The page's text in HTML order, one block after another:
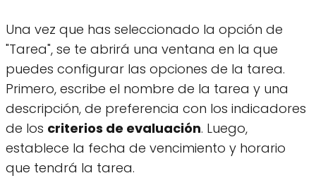
Una vez que has seleccionado la opción de
"Tarea", se te abrirá una ventana en la que
puedes configurar las opciones de la tarea.
Primero, escribe el nombre de la tarea y una
descripción, de preferencia con los indicadores
de los criterios de evaluación. Luego,
establece la fecha de vencimiento y horario
que tendrá la tarea.